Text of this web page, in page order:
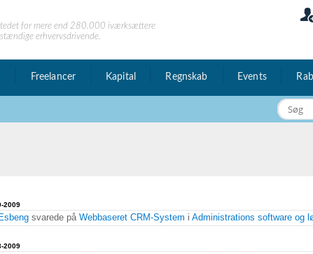
for mere end 280.000 iværksættere
erhvervsdrivende.
Freelancer Kapital Regnskab Events
2009
Esbeng svarede på Webbaseret CRM-System i Administrations software og
2009